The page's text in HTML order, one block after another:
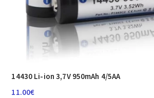
14430 Li-ion 3,7V 950mAh 4/5AA
11.00€